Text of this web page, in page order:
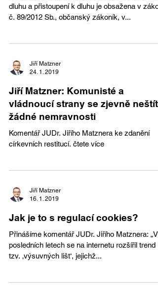
dluhu a přistoupení k dluhu je obsažena v zákoně
č. 89/2012 Sb., občanský zákoník, v...
Jiří Matzner
24. 1. 2019
Jiří Matzner: Komunisté a
vládnoucí strany se zjevně neštítí
žádné nemravnosti
Komentář JUDr. Jiřího Matznera ke zdanění
církevních restitucí. čtete více
Jiří Matzner
16. 1. 2019
Jak je to s regulací cookies?
Přinášíme komentář JUDr. Jiřího Matznera: „V
posledních letech se na internetu rozšířil trend
tzv. ‚výsuvných lišt‘, jejichž...